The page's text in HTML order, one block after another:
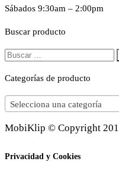
Sábados 9:30am – 2:00pm
Buscar producto
Buscar:
Categorías de producto
Selecciona una categoría
MobiKlip © Copyright
Privacidad y Cookies